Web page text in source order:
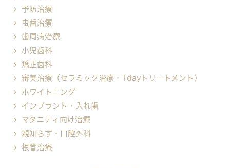
予防治療
虫歯治療
歯周病治療
小児歯科
矯正歯科
審美治療（セラミック治療・1dayトリートメント）
ホワイトニング
インプラント・入れ歯
マタニティ向け治療
親知らず・口腔外科
根管治療